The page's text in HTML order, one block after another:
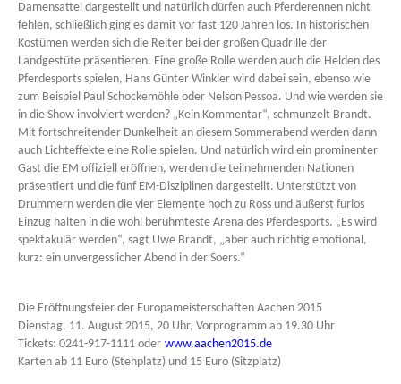
Damensattel dargestellt und natürlich dürfen auch Pferderennen nicht
fehlen, schließlich ging es damit vor fast 120 Jahren los. In historischen
Kostümen werden sich die Reiter bei der großen Quadrille der
Landgestüte präsentieren. Eine große Rolle werden auch die Helden des
Pferdesports spielen, Hans Günter Winkler wird dabei sein, ebenso wie
zum Beispiel Paul Schockemöhle oder Nelson Pessoa. Und wie werden sie
in die Show involviert werden? „Kein Kommentar“, schmunzelt Brandt.
Mit fortschreitender Dunkelheit an diesem Sommerabend werden dann
auch Lichteffekte eine Rolle spielen. Und natürlich wird ein prominenter
Gast die EM offiziell eröffnen, werden die teilnehmenden Nationen
präsentiert und die fünf EM-Disziplinen dargestellt. Unterstützt von
Drummern werden die vier Elemente hoch zu Ross und äußerst furios
Einzug halten in die wohl berühmteste Arena des Pferdesports. „Es wird
spektakulär werden“, sagt Uwe Brandt, „aber auch richtig emotional,
kurz: ein unvergesslicher Abend in der Soers.“
Die Eröffnungsfeier der Europameisterschaften Aachen 2015
Dienstag, 11. August 2015, 20 Uhr, Vorprogramm ab 19.30 Uhr
Tickets: 0241-917-1111 oder www.aachen2015.de
Karten ab 11 Euro (Stehplatz) und 15 Euro (Sitzplatz)